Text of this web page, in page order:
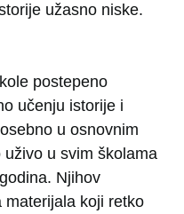
užasno niske.
postepeno
učenju istorije i
u osnovnim
u svim školama
Njihov
materijala koji retko